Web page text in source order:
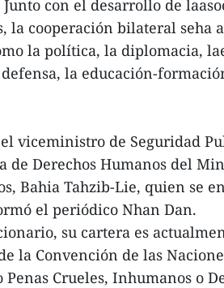
Junto con el desarrollo de
la cooperación bilateral seha
la política, la diplomacia,
la educación-
viceministro de Seguridad
de Derechos Humanos del
Bahia Tahzib-Lie, quien se
el periódico Nhan Dan.
su cartera es
la Convención de las
Penas Crueles, Inhumanos o